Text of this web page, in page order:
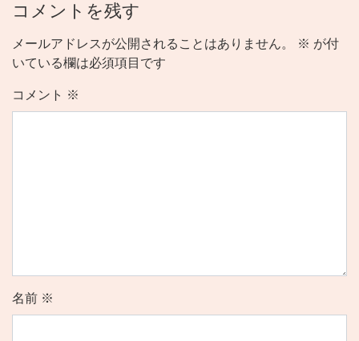
コメントを残す
メールアドレスが公開されることはありません。 ※ が付
いている欄は必須項目です
コメント ※
名前 ※